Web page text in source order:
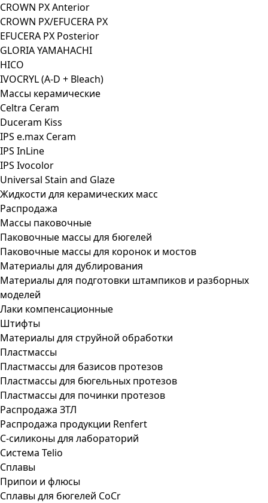
CROWN PX Anterior
CROWN PX/EFUCERA PX
EFUCERA PX Posterior
GLORIA YAMAHACHI
HICO
IVOCRYL (A-D + Bleach)
Массы керамические
Celtra Ceram
Duceram Kiss
IPS e.max Ceram
IPS InLine
IPS Ivocolor
Universal Stain and Glaze
Жидкости для керамических масс
Распродажа
Массы паковочные
Паковочные массы для бюгелей
Паковочные массы для коронок и мостов
Материалы для дублирования
Материалы для подготовки штампиков и разборных
моделей
Лаки компенсационные
Штифты
Материалы для струйной обработки
Пластмассы
Пластмассы для базисов протезов
Пластмассы для бюгельных протезов
Пластмассы для починки протезов
Распродажа ЗТЛ
Распродажа продукции Renfert
С-силиконы для лабораторий
Система Telio
Сплавы
Припои и флюсы
Сплавы для бюгелей CoCr